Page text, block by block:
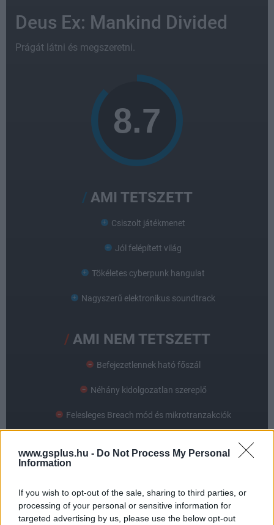
www.gsplus.hu - Do Not Process My Personal
Information
If you wish to opt-out of the sale, sharing to third parties, or
processing of your personal or sensitive information for
targeted advertising by us, please use the below opt-out
Deus Ex: Mankind Divided
Prágát látni és megszeretni.
AMI TETSZETT
Csiszolt játékmenet
Jól felépített világ
Tökéletes cyberpunk hangulat
Nagyszerű elektronikus soundtrack
AMI NEM TETSZETT
Befejezetlennek ható főszál
Néhány kidolgozatlan szereplő
Felesleges Breach mód és mikrotranzakciók